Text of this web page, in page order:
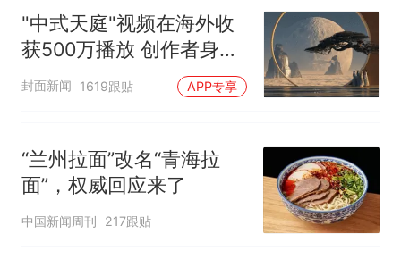
"中式天庭"视频在海外收
获500万播放 创作者身份
披露
封面新闻 1619跟贴 APP专享
“兰州拉面”改名“青海拉
面”，权威回应来了
中国新闻周刊 217跟贴